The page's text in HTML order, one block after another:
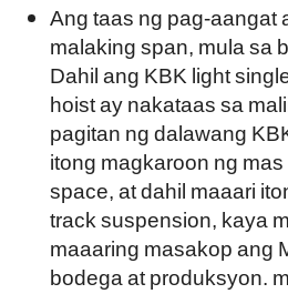
Ang taas ng pag-aangat
malaking span, mula sa
Dahil ang KBK light
hoist ay nakataas sa
pagitan ng dalawang
itong magkaroon ng
space, at dahil maaari
track suspension, kaya
maaaring masakop ang
bodega at produksyon.